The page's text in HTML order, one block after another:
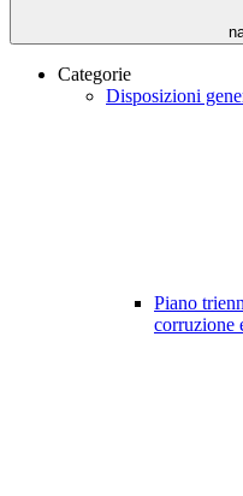
Categorie
Disposizioni
Piano
corruzione